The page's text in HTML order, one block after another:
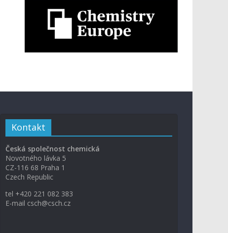
Kontakt
Česká společnost chemická
Novotného lávka 5
CZ-116 68 Praha 1
Czech Republic
tel +420 221 082 383
E-mail csch@csch.cz